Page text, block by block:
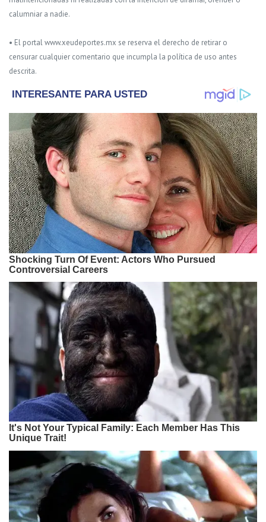
calumniar a nadie.
• El portal www.xeudeportes.mx se reserva el derecho de retirar o
censurar cualquier comentario que incumpla la política de uso antes
descrita.